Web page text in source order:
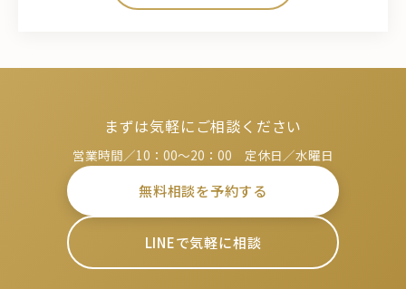
まずは気軽にご相談ください
営業時間／10：00～20：00 定休日／水曜日
無料相談を予約する
LINEで気軽に相談